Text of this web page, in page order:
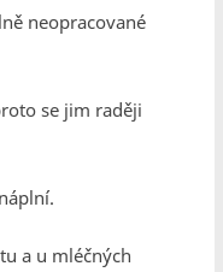
neopracované
se jim raději
a u mléčných